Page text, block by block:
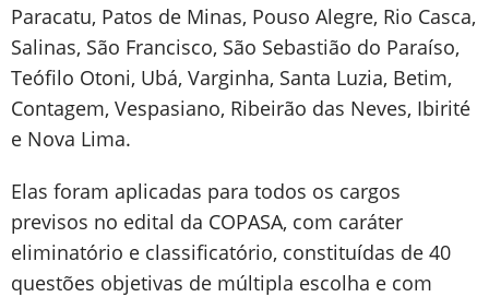
Paracatu, Patos de Minas, Pouso Alegre, Rio Casca,
Salinas, São Francisco, São Sebastião do Paraíso,
Teófilo Otoni, Ubá, Varginha, Santa Luzia, Betim,
Contagem, Vespasiano, Ribeirão das Neves, Ibirité
e Nova Lima.
Elas foram aplicadas para todos os cargos
previsos no edital da COPASA, com caráter
eliminatório e classificatório, constituídas de 40
questões objetivas de múltipla escolha e com